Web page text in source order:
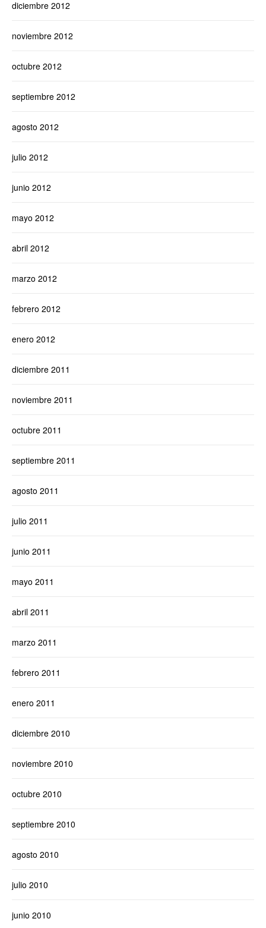
diciembre 2012
noviembre 2012
octubre 2012
septiembre 2012
agosto 2012
julio 2012
junio 2012
mayo 2012
abril 2012
marzo 2012
febrero 2012
enero 2012
diciembre 2011
noviembre 2011
octubre 2011
septiembre 2011
agosto 2011
julio 2011
junio 2011
mayo 2011
abril 2011
marzo 2011
febrero 2011
enero 2011
diciembre 2010
noviembre 2010
octubre 2010
septiembre 2010
agosto 2010
julio 2010
junio 2010